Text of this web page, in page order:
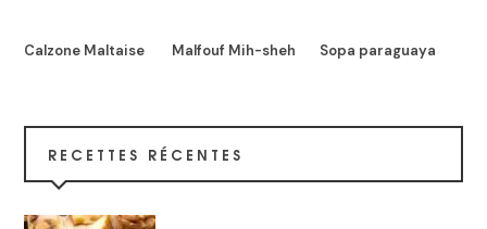
Calzone Maltaise Malfouf Mih-sheh Sopa paraguaya
RECETTES RÉCENTES